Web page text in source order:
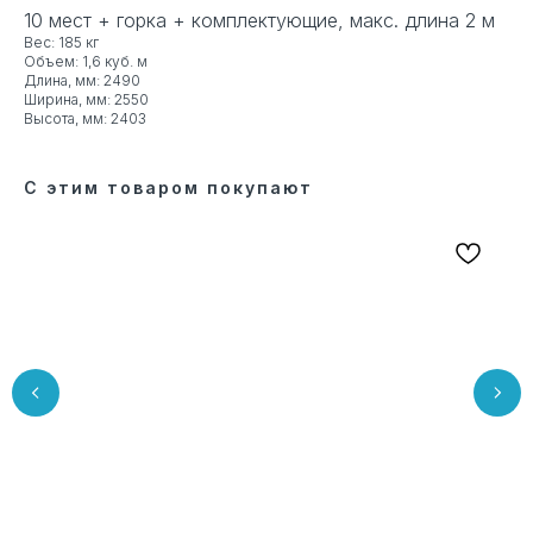
10 мест + горка + комплектующие, макс. длина 2 м
Вес: 185 кг
Объем: 1,6 куб. м
Длина, мм: 2490
Ширина, мм: 2550
Высота, мм: 2403
С этим товаром покупают